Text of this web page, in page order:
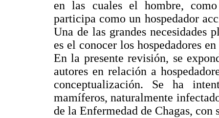
en las cuales el hombre,
participa como un hospedador
Una de las grandes necesidades
es el conocer los hospedadores
En la presente revisión, se
autores en relación a
conceptualización. Se ha
mamíferos, naturalmente
de la Enfermedad de Chagas,